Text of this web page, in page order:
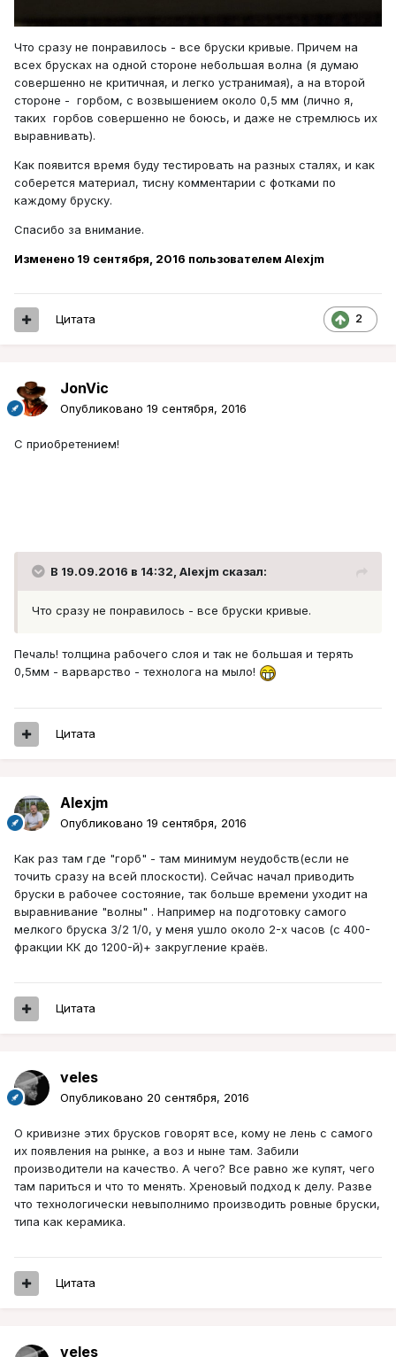
Что сразу не понравилось - все бруски кривые. Причем на
всех брусках на одной стороне небольшая волна (я думаю
совершенно не критичная, и легко устранимая), а на второй
стороне - горбом, с возвышением около 0,5 мм (лично я,
таких горбов совершенно не боюсь, и даже не стремлюсь их
выравнивать).
Как появится время буду тестировать на разных сталях, и как
соберется материал, тисну комментарии с фотками по
каждому бруску.
Спасибо за внимание.
Изменено 19 сентября, 2016 пользователем Alexjm
2
Цитата
JonVic
Опубликовано 19 сентября, 2016
С приобретением!
В 19.09.2016 в 14:32, Alexjm сказал:
Что сразу не понравилось - все бруски кривые.
Печаль! толщина рабочего слоя и так не большая и терять
0,5мм - варварство - технолога на мыло!
Цитата
Alexjm
Опубликовано 19 сентября, 2016
Как раз там где "горб" - там минимум неудобств(если не
точить сразу на всей плоскости). Сейчас начал приводить
бруски в рабочее состояние, так больше времени уходит на
выравнивание "волны" . Например на подготовку самого
мелкого бруска 3/2 1/0, у меня ушло около 2-х часов (с 400-
фракции КК до 1200-й)+ закругление краёв.
Цитата
veles
Опубликовано 20 сентября, 2016
О кривизне этих брусков говорят все, кому не лень с самого
их появления на рынке, а воз и ныне там. Забили
производители на качество. А чего? Все равно же купят, чего
там париться и что то менять. Хреновый подход к делу. Разве
что технологически невыполнимо производить ровные бруски,
типа как керамика.
Цитата
veles